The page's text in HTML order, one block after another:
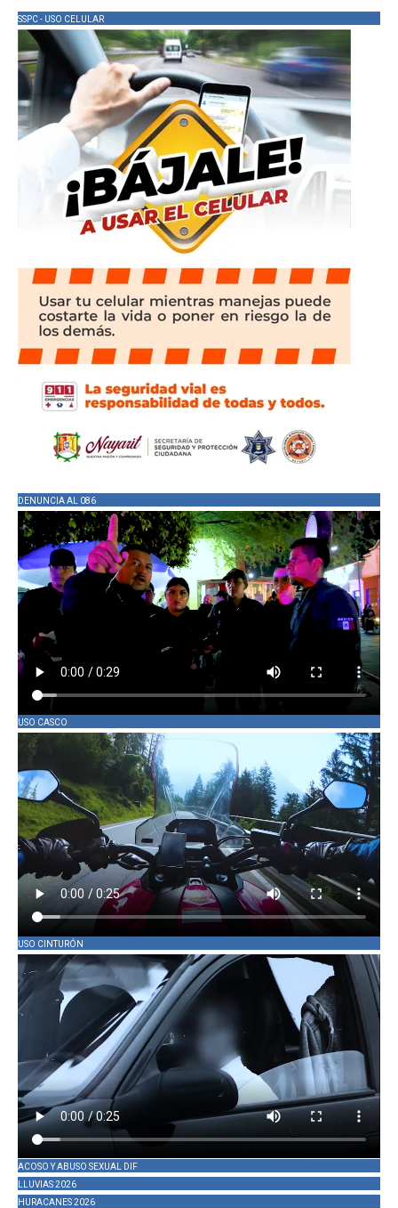
SSPC - USO CELULAR
DENUNCIA AL 086
USO CASCO
USO CINTURÓN
ACOSO Y ABUSO SEXUAL DIF
LLUVIAS 2026
HURACANES 2026